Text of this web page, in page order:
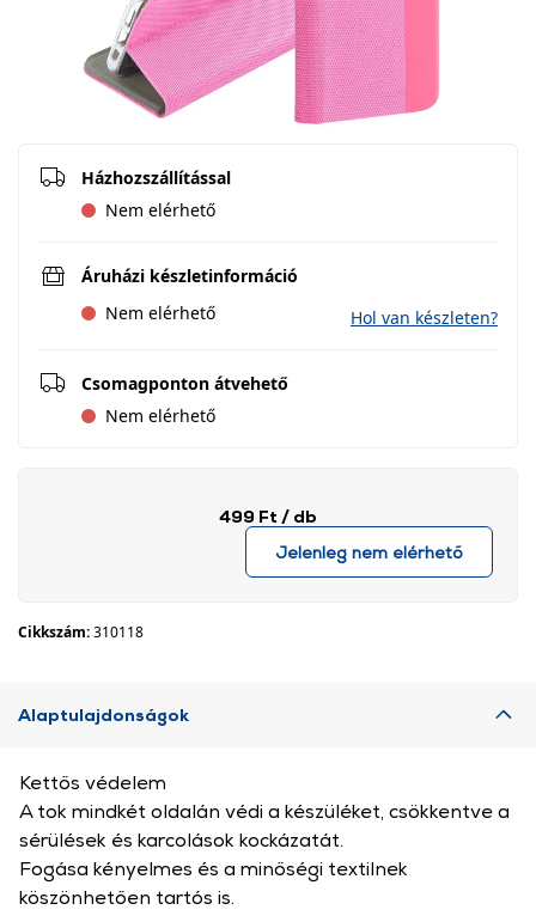
Házhozszállítással
Nem elérhető
Áruházi készletinformáció
Nem elérhető
Hol van készleten?
Csomagponton átvehető
Nem elérhető
499 Ft / db
Jelenleg nem elérhető
Cikkszám:310118
Alaptulajdonságok
Kettős védelem
A tok mindkét oldalán védi a készüléket, csökkentve a
sérülések és karcolások kockázatát.
Fogása kényelmes és a minőségi textilnek
köszönhetően tartós is.